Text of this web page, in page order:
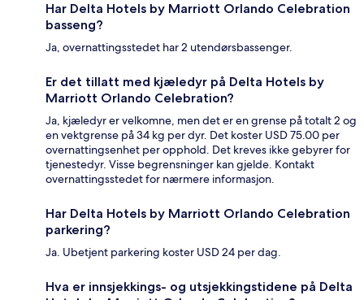
Har Delta Hotels by Marriott Orlando Celebration
basseng?
Ja, overnattingsstedet har 2 utendørsbassenger.
Er det tillatt med kjæledyr på Delta Hotels by
Marriott Orlando Celebration?
Ja, kjæledyr er velkomne, men det er en grense på totalt 2 og
en vektgrense på 34 kg per dyr. Det koster USD 75.00 per
overnattingsenhet per opphold. Det kreves ikke gebyrer for
tjenestedyr. Visse begrensninger kan gjelde. Kontakt
overnattingsstedet for nærmere informasjon.
Har Delta Hotels by Marriott Orlando Celebration
parkering?
Ja. Ubetjent parkering koster USD 24 per dag.
Hva er innsjekkings- og utsjekkingstidene på Delta